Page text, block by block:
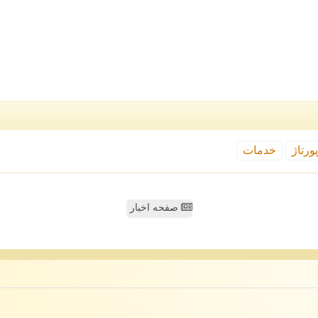
خدمات
صفحه اخبار